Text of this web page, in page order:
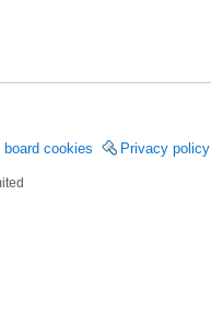
Privacy policy
board cookies